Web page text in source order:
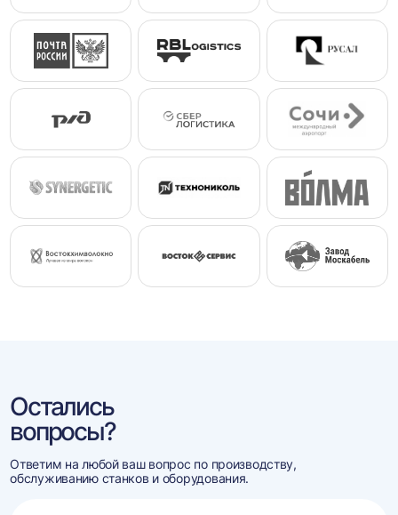
Остались
вопросы?
Ответим на любой ваш вопрос по производству,
обслуживанию станков и оборудования.